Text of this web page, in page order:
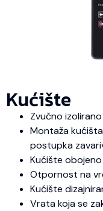
Kućište
Zvučno
Montaža
postupka
Kućište
Otpornost na
Kućište
Vrata koja se